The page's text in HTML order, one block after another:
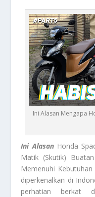
Ini Alasan Mengapa
Ini AlasanHonda
Matik (Skutik)
Memenuhi
diperkenalkan di
perhatian berkat